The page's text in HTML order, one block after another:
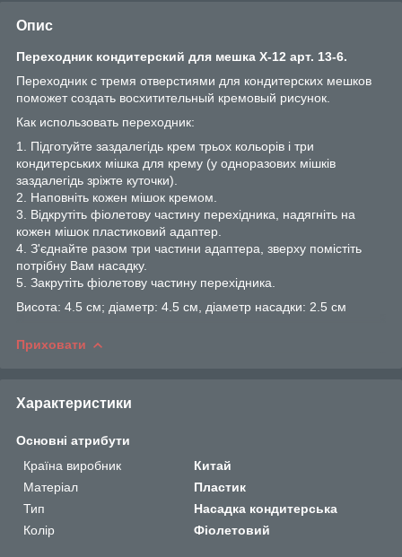
Опис
Переходник кондитерский для мешка Х-12 арт. 13-6.
Переходник с тремя отверстиями для кондитерских мешков
поможет создать восхитительный кремовый рисунок.
Как использовать переходник:
1. Підготуйте заздалегідь крем трьох кольорів і три
кондитерських мішка для крему (у одноразових мішків
заздалегідь зріжте куточки).
2. Наповніть кожен мішок кремом.
3. Відкрутіть фіолетову частину перехідника, надягніть на
кожен мішок пластиковий адаптер.
4. З'єднайте разом три частини адаптера, зверху помістіть
потрібну Вам насадку.
5. Закрутіть фіолетову частину перехідника.
Висота: 4.5 см; діаметр: 4.5 см, діаметр насадки: 2.5 см
Приховати
Характеристики
Основні атрибути
Країна виробник
Китай
Матеріал
Пластик
Тип
Насадка кондитерська
Колір
Фіолетовий